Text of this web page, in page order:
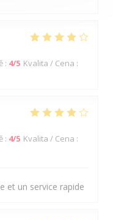
: 4/5 Kvalita / Cena :
: 4/5 Kvalita / Cena :
et un service rapide